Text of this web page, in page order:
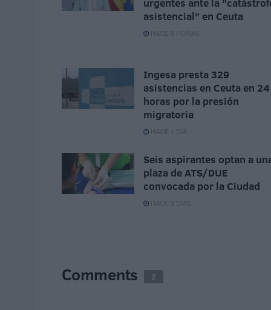
urgentes ante la
asistencial" en Ceuta
HACE 8 HORAS
Ingesa presta 329
asistencias en Ceuta en 24
horas por la presión
migratoria
HACE 1 DÍA
Seis aspirantes optan a
plaza de ATS/DUE
convocada por la Ciudad
HACE 3 DÍAS
Comments 2